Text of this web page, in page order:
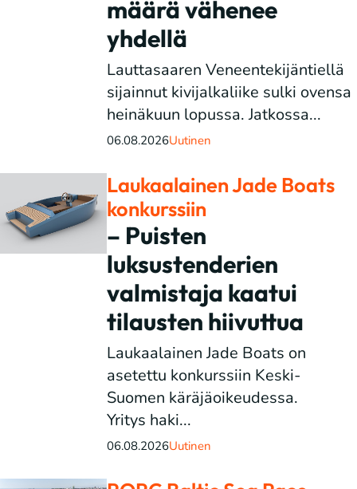
määrä vähenee
yhdellä
Lauttasaaren Veneentekijäntiellä
sijainnut kivijalkaliike sulki ovensa
heinäkuun lopussa. Jatkossa...
06.08.2026Uutinen
Laukaalainen Jade Boats
konkurssiin
– Puisten
luksustenderien
valmistaja kaatui
tilausten hiivuttua
Laukaalainen Jade Boats on
asetettu konkurssiin Keski-
Suomen käräjäoikeudessa.
Yritys haki...
06.08.2026Uutinen